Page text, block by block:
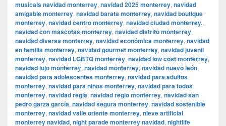
musicals navidad monterrey, navidad 2025 monterrey, navidad
amigable monterrey, navidad barata monterrey, navidad boutique
monterrey, navidad centro monterrey, navidad ciudad monterrey.,
navidad con mascotas monterrey, navidad distrito monterrey,
navidad diversa monterrey, navidad económica monterrey, navidad
en familia monterrey, navidad gourmet monterrey, navidad juvenil
monterrey, navidad LGBTQ monterrey, navidad low cost monterrey,
navidad lujo monterrey, navidad monterrey, navidad nuevo león,
navidad para adolescentes monterrey, navidad para adultos
monterrey, navidad para niños monterrey, navidad para todos
monterrey, navidad regia, navidad regio monterrey, navidad san
pedro garza garcía, navidad segura monterrey, navidad sostenible
monterrey, navidad valle oriente monterrey, nieve artificial
monterrey navidad, night parade monterrey navidad, nightlife